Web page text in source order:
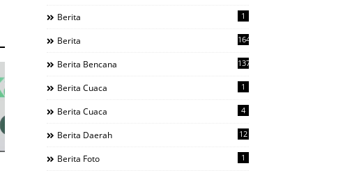
Berita 1
Berita 1644
Berita Bencana 137
Berita Cuaca 1
Berita Cuaca 4
Berita Daerah 12
Berita Foto 1